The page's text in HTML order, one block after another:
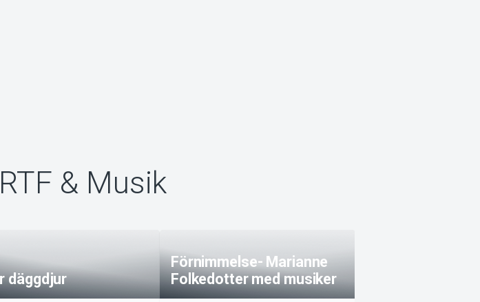
& Musik
däggdjur
Förnimmelse- Marianne
Folkedotter med musiker